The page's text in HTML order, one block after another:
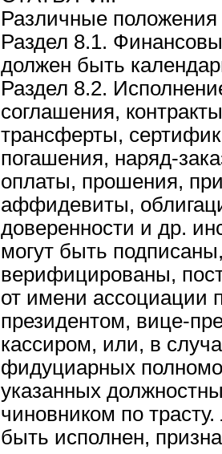
Различные положения
Раздел 8.1.
должен быть
Раздел 8.2.
соглашения,
трансферты,
погашения, наряд-
оплаты, прошения,
аффидевиты,
доверенности и др.
могут быть
верифицированы,
от имени ассоциации
президентом, вице-
кассиром, или, в
фидуциарных
указанных
чиновником по
быть исполнен,